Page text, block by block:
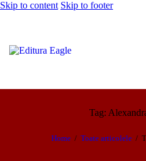
Skip to content Skip to footer
Tag:
Home Toate articolele